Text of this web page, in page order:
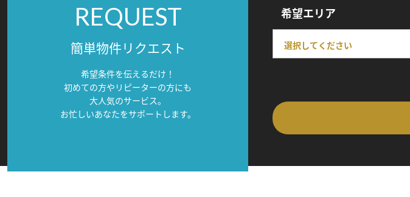
REQUEST
簡単物件リクエスト
希望条件を伝えるだけ！
初めての方やリピーターの方にも
大人気のサービス。
お忙しいあなたをサポートします。
希望エリア